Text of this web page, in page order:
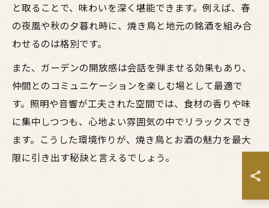
と取ることで、味わいを深く堪能できます。例えば、春
の夜風や秋の夕暮れ時に、焼き鳥と地元の銘酒を組み合
わせるのは格別です。
また、ガーデンの開放感は会話を弾ませる効果もあり、
仲間とのコミュニケーションを楽しむ場として最適で
す。照明や音響が工夫された空間では、食材の香りや味
に集中しつつも、心地よい雰囲気の中でリラックスでき
ます。こうした環境作りが、焼き鳥とお酒の魅力を最大
限に引き出す秘訣と言えるでしょう。